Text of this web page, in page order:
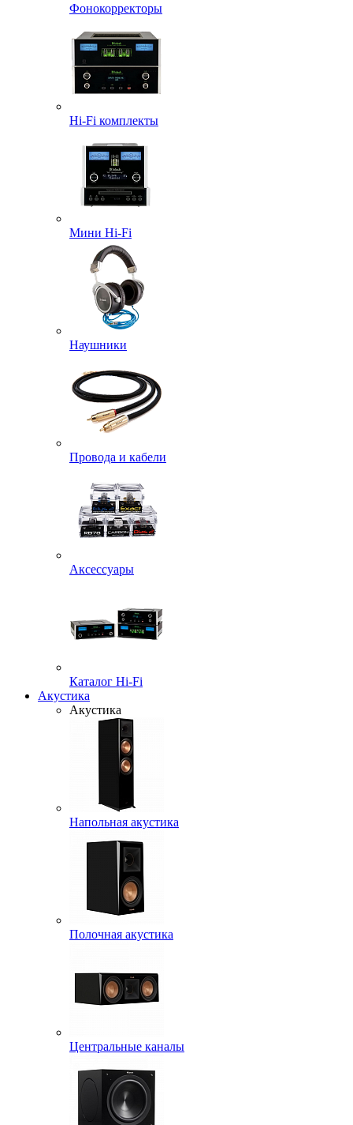
Фонокорректоры
Hi-Fi комплекты
Мини Hi-Fi
Наушники
Провода и кабели
Аксессуары
Каталог Hi-Fi
Акустика
Акустика
Напольная акустика
Полочная акустика
Центральные каналы